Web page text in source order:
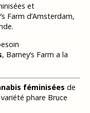
et
Farm d’Amsterdam,
, Barney’s Farm a la
féminisées de
phare Bruce